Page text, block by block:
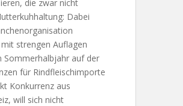
die zwar nicht
Dabei
strengen Auflagen
Sommerhalbjahr auf der
für Rindfleischimporte
Konkurrenz aus
will sich nicht